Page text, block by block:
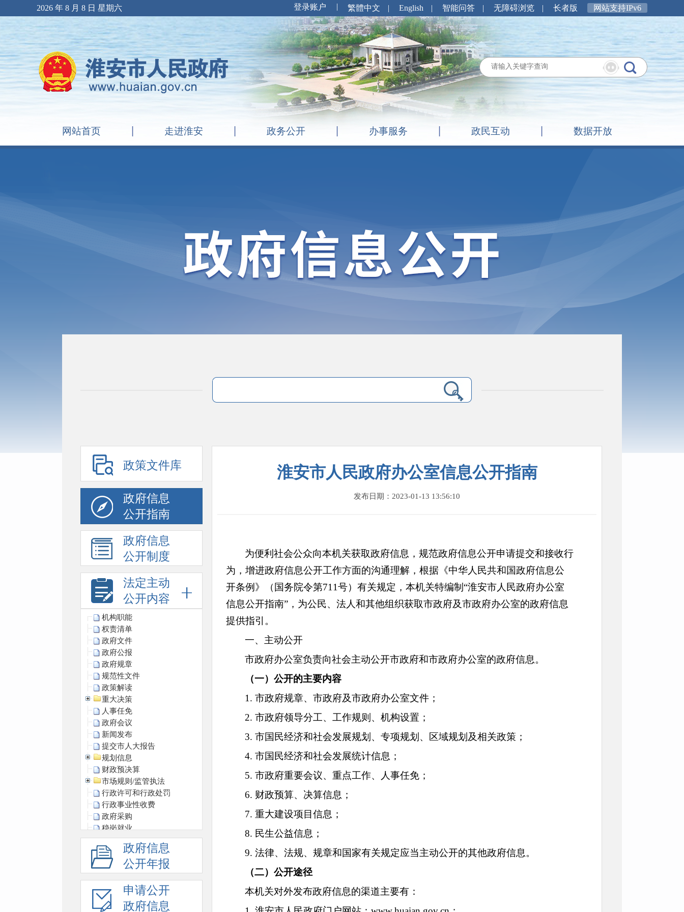
2026 年 8 月 8 日 星期六 繁體中文 | English | 智能问答 | 无障碍浏览 | 长者版 网站支持IPv6
网站首页 走进淮安 政务公开 办事服务 政民互动 数据开放
政策文件库
政府信息
公开指南
政府信息
公开制度
法定主动
公开内容
机构职能
权责清单
政府文件
政府公报
政府规章
规范性文件
政策解读
重大决策
人事任免
政府会议
新闻发布
提交市人大报告
规划信息
财政预决算
市场规则/监管执法
行政许可和行政处罚
行政事业性收费
政府采购
稳岗就业
养老服务
生态环境
义务教育
医疗卫生
公务员招考
重大项目
社会救助
政府信息
公开年报
申请公开
政府信息
淮安市人民政府办公室信息公开指南
发布日期：2023-01-13 13:56:10
为便利社会公众向本机关获取政府信息，规范政府信息公开申请提交和接收行
为，增进政府信息公开工作方面的沟通理解，根据《中华人民共和国政府信息公
开条例》（国务院令第711号）有关规定，本机关特编制“淮安市人民政府办公室
信息公开指南”，为公民、法人和其他组织获取市政府及市政府办公室的政府信息
提供指引。
一、主动公开
市政府办公室负责向社会主动公开市政府和市政府办公室的政府信息。
（一）公开的主要内容
1. 市政府规章、市政府及市政府办公室文件；
2. 市政府领导分工、工作规则、机构设置；
3. 市国民经济和社会发展规划、专项规划、区域规划及相关政策；
4. 市国民经济和社会发展统计信息；
5. 市政府重要会议、重点工作、人事任免；
6. 财政预算、决算信息；
7. 重大建设项目信息；
8. 民生公益信息；
9. 法律、法规、规章和国家有关规定应当主动公开的其他政府信息。
（二）公开途径
本机关对外发布政府信息的渠道主要有：